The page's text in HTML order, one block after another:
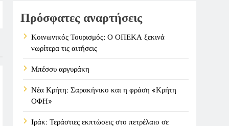
και η φράση «Κρήτη ΟΦΗ»
επικίνδυνη γεωπολιτική συγκυρία
Πρόσφατες αναρτήσεις
Κοινωνικός Τουρισμός: Ο ΟΠΕΚΑ ξεκινά
νωρίτερα τις αιτήσεις
Μπέσσυ αργυράκη
Νέα Κρήτη: Σαρακήνικο και η φράση «Κρήτη
ΟΦΗ»
Ιράκ: Τεράστιες εκπτώσεις στο πετρέλαιο σε